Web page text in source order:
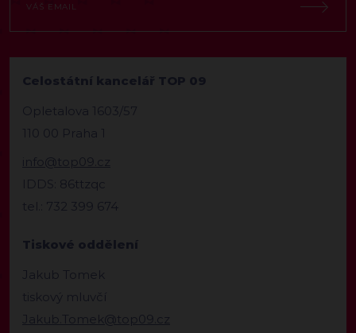
Celostátní kancelář TOP 09
Opletalova 1603/57
110 00 Praha 1
info@top09.cz
IDDS: 86ttzqc
tel.: 732 399 674
Tiskové oddělení
Jakub Tomek
tiskový mluvčí
Jakub.Tomek@top09.cz